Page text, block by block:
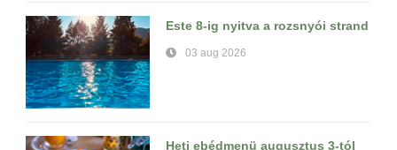
Este 8-ig nyitva a rozsnyói strand
03 aug 2026
Heti ebédmenü augusztus 3-tól